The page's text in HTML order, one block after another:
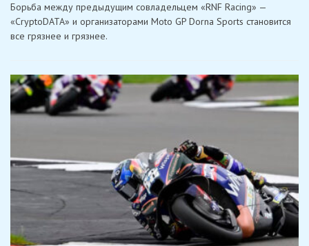
Борьба между предыдущим совладельцем «RNF Racing» —
«CryptoDATA» и организаторами Moto GP Dorna Sports становится
все грязнее и грязнее.